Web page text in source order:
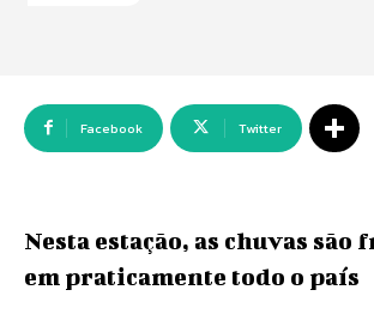
Facebook Twitter
Nesta estação, as chuvas são
em praticamente todo o país